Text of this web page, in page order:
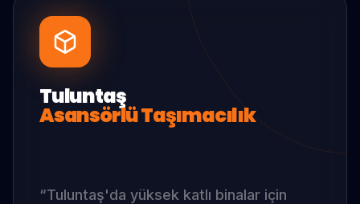
Tuluntaş
Asansörlü Taşımacılık
“Tuluntaş'da yüksek katlı binalar için